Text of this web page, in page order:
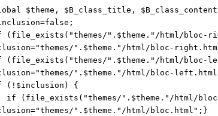
$theme, $B_class_title,
".$theme."/html/bloc-
".$theme."/html/bloc-
".$theme."/html/bloc-
".$theme."/html/bloc-
{
".$theme."/html/
".$theme."/html/bloc.html";}